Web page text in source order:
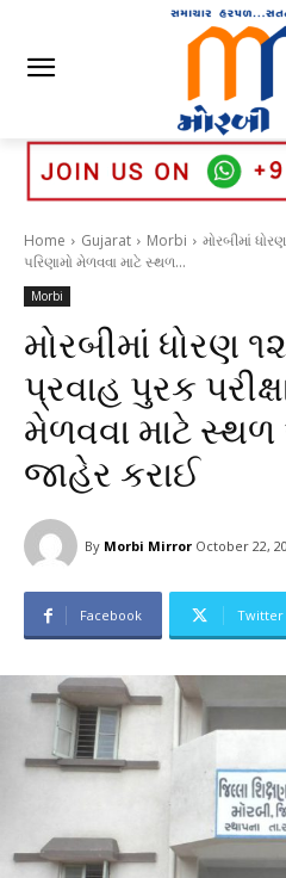
Home Gujarat Morbi
મોરબીમાં
પરિણામો મેળવવા માટે સ્થળ...
Morbi
મોરબીમાં ધોરણ
પ્રવાહ પુરક
મેળવવા માટે
જાહેર કરાઈ
By Morbi Mirror October 22,
Facebook Twitter